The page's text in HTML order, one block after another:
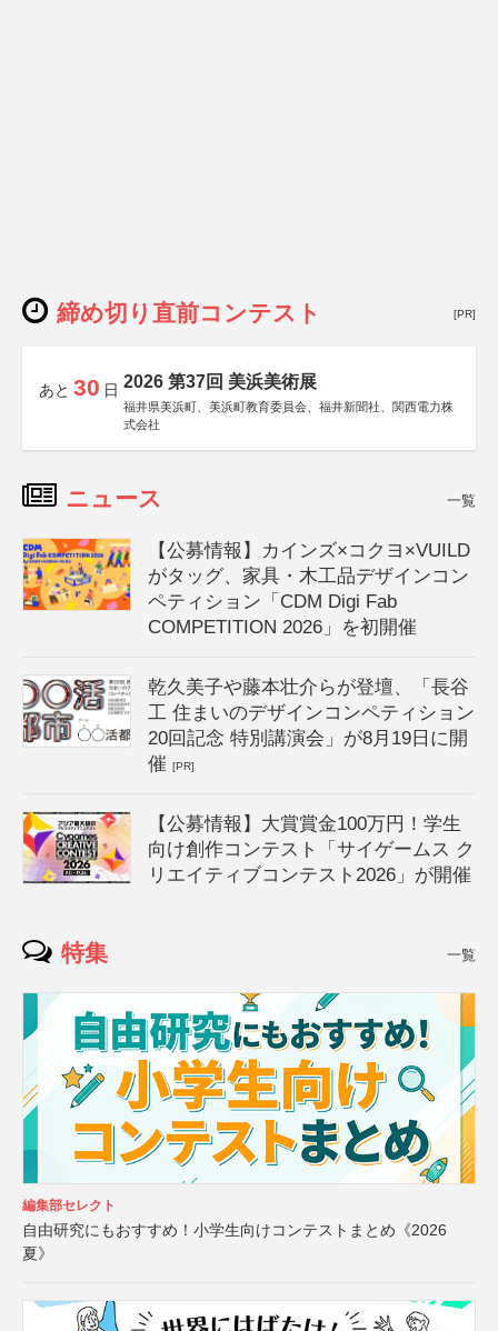
締め切り直前コンテスト [PR]
あと 30 日 2026 第37回 美浜美術展
福井県美浜町、美浜町教育委員会、福井新聞社、関西電力株
式会社
ニュース 一覧
【公募情報】カインズ×コクヨ×VUILD
がタッグ、家具・木工品デザインコン
ペティション「CDM Digi Fab
COMPETITION 2026」を初開催
乾久美子や藤本壮介らが登壇、「長谷
工 住まいのデザインコンペティション
20回記念 特別講演会」が8月19日に開
催[PR]
【公募情報】大賞賞金100万円！学生
向け創作コンテスト「サイゲームス ク
リエイティブコンテスト2026」が開催
特集 一覧
編集部セレクト
自由研究にもおすすめ！小学生向けコンテストまとめ《2026
夏》